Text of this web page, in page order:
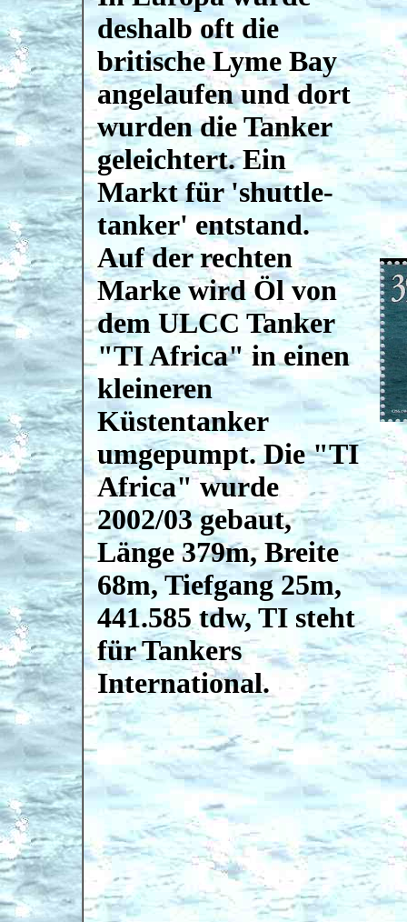
deshalb oft die
britische Lyme Bay
angelaufen und dort
wurden die Tanker
geleichtert. Ein
Markt für 'shuttle-
tanker' entstand.
Auf der rechten
Marke wird Öl von
dem ULCC Tanker
"TI Africa" in einen
kleineren
Küstentanker
umgepumpt. Die "TI
Africa" wurde
2002/03 gebaut,
Länge 379m, Breite
68m, Tiefgang 25m,
441.585 tdw, TI steht
für Tankers
International.